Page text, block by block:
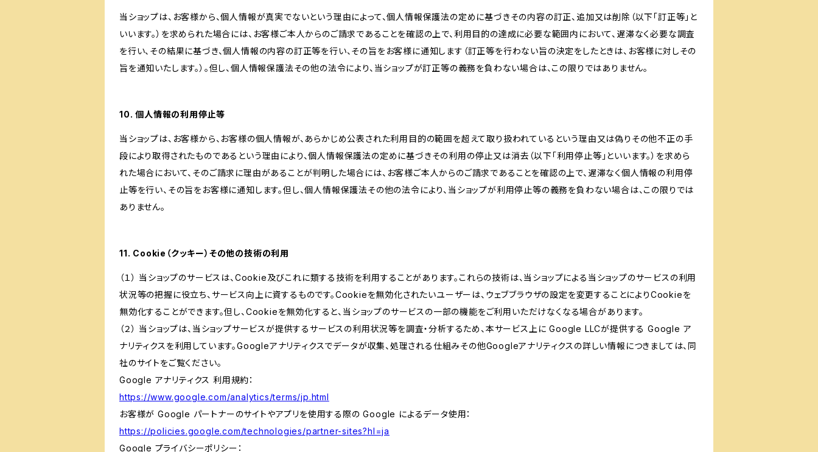
当ショップは、お客様から、個人情報が真実でないという理由によって、個人情報保護法の定めに基づきその内容の訂正、追加又は削除（以下「訂正等」と
いいます。）を求められた場合には、お客様ご本人からのご請求であることを確認の上で、利用目的の達成に必要な範囲内において、遅滞なく必要な調査
を行い、その結果に基づき、個人情報の内容の訂正等を行い、その旨をお客様に通知します（訂正等を行わない旨の決定をしたときは、お客様に対しその
旨を通知いたします。）。但し、個人情報保護法その他の法令により、当ショップが訂正等の義務を負わない場合は、この限りではありません。
10. 個人情報の利用停止等
当ショップは、お客様から、お客様の個人情報が、あらかじめ公表された利用目的の範囲を超えて取り扱われているという理由又は偽りその他不正の手
段により取得されたものであるという理由により、個人情報保護法の定めに基づきその利用の停止又は消去（以下「利用停止等」といいます。）を求めら
れた場合において、そのご請求に理由があることが判明した場合には、お客様ご本人からのご請求であることを確認の上で、遅滞なく個人情報の利用停
止等を行い、その旨をお客様に通知します。但し、個人情報保護法その他の法令により、当ショップが利用停止等の義務を負わない場合は、この限りでは
ありません。
11. Cookie（クッキー）その他の技術の利用
（１） 当ショップのサービスは、Cookie及びこれに類する技術を利用することがあります。これらの技術は、当ショップによる当ショップのサービスの利用
状況等の把握に役立ち、サービス向上に資するものです。Cookieを無効化されたいユーザーは、ウェブブラウザの設定を変更することによりCookieを
無効化することができます。但し、Cookieを無効化すると、当ショップのサービスの一部の機能をご利用いただけなくなる場合があります。
（２） 当ショップは、当ショップサービスが提供するサービスの利用状況等を調査・分析するため、本サービス上に Google LLCが提供する Google ア
ナリティクスを利用しています。Googleアナリティクスでデータが収集、処理される仕組みその他Googleアナリティクスの詳しい情報につきましては、同
社のサイトをご覧ください。
Google アナリティクス 利用規約：
https://www.google.com/analytics/terms/jp.html
お客様が Google パートナーのサイトやアプリを使用する際の Google によるデータ使用：
https://policies.google.com/technologies/partner-sites?hl=ja
Google プライバシーポリシー：